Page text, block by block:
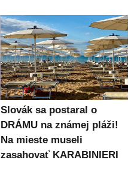
Slovák sa postaral o
DRÁMU na známej pláži!
Na mieste museli
zasahovať KARABINIERI